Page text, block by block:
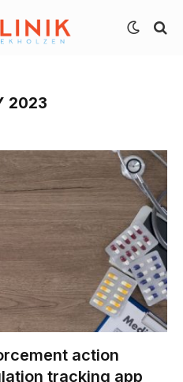
2023
action
tracking app